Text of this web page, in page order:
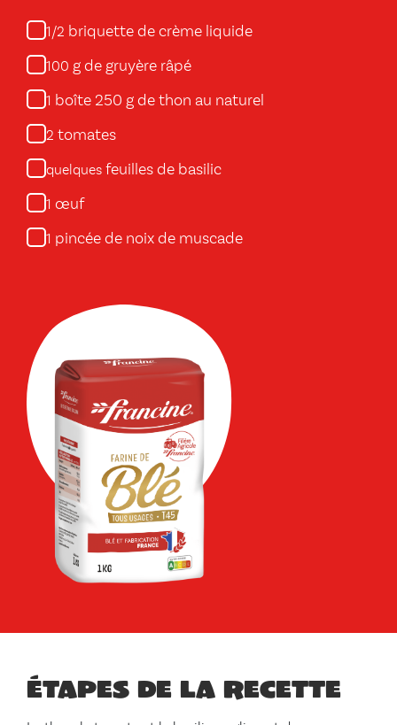
1/2 briquette de crème liquide
100 g de gruyère râpé
1 boîte 250 g de thon au naturel
2 tomates
quelques feuilles de basilic
1 œuf
1 pincée de noix de muscade
Étapes de la recette